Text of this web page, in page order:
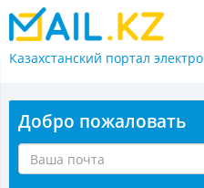
Казахстанский портал
Добро пожаловать